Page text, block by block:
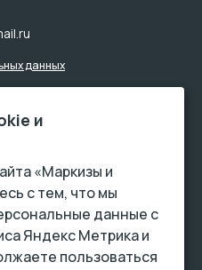
данных
данный интернет-сайт носит
и ни при каких условиях не
и
«Маркизы и
с тем, что мы
данные с
Яндекс Метрика и
пользоваться